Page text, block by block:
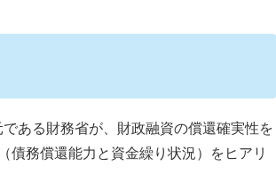
ある財務省が、財政融資の償還確実性を
債務償還能力と資金繰り状況）をヒアリ